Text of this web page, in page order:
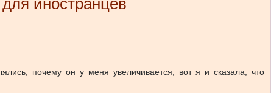
иностранцев
почему он у меня увеличивается, вот я и сказала, что